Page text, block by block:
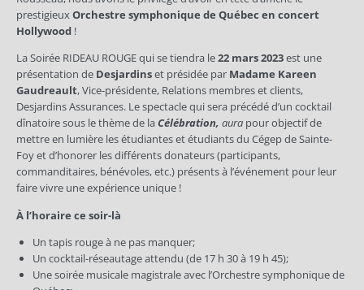
prestigieuxOrchestre symphonique de Québec en concert
Hollywood !
La Soirée RIDEAU ROUGE qui se tiendra le22 mars 2023est une
présentation de Desjardinset présidée par Madame Kareen
Gaudreault, Vice-présidente, Relations membres et clients,
Desjardins Assurances. Le spectacle qui sera précédé d’un cocktail
dînatoire sous le thème de laCélébration, aura pour objectif de
mettre en lumière les étudiantes et étudiants du Cégep de Sainte-
Foy et d’honorer les différents donateurs (participants,
commanditaires, bénévoles, etc.) présents à l’événement pour leur
faire vivre une expérience unique !
À l’horaire ce soir-là
Un tapis rouge à ne pas manquer;
Un cocktail-réseautage attendu (de 17 h 30 à 19 h 45);
Une soirée musicale magistrale avec l’Orchestre symphonique de